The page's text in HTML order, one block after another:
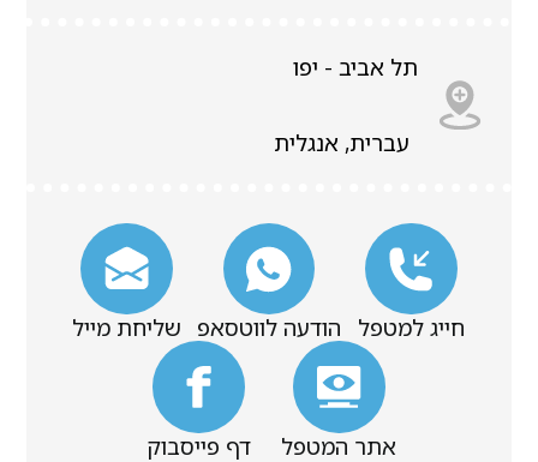
תל אביב - יפו
עברית, אנגלית
חייג למטפל הודעה לווטסאפ שליחת מייל
אתר המטפל דף פייסבוק